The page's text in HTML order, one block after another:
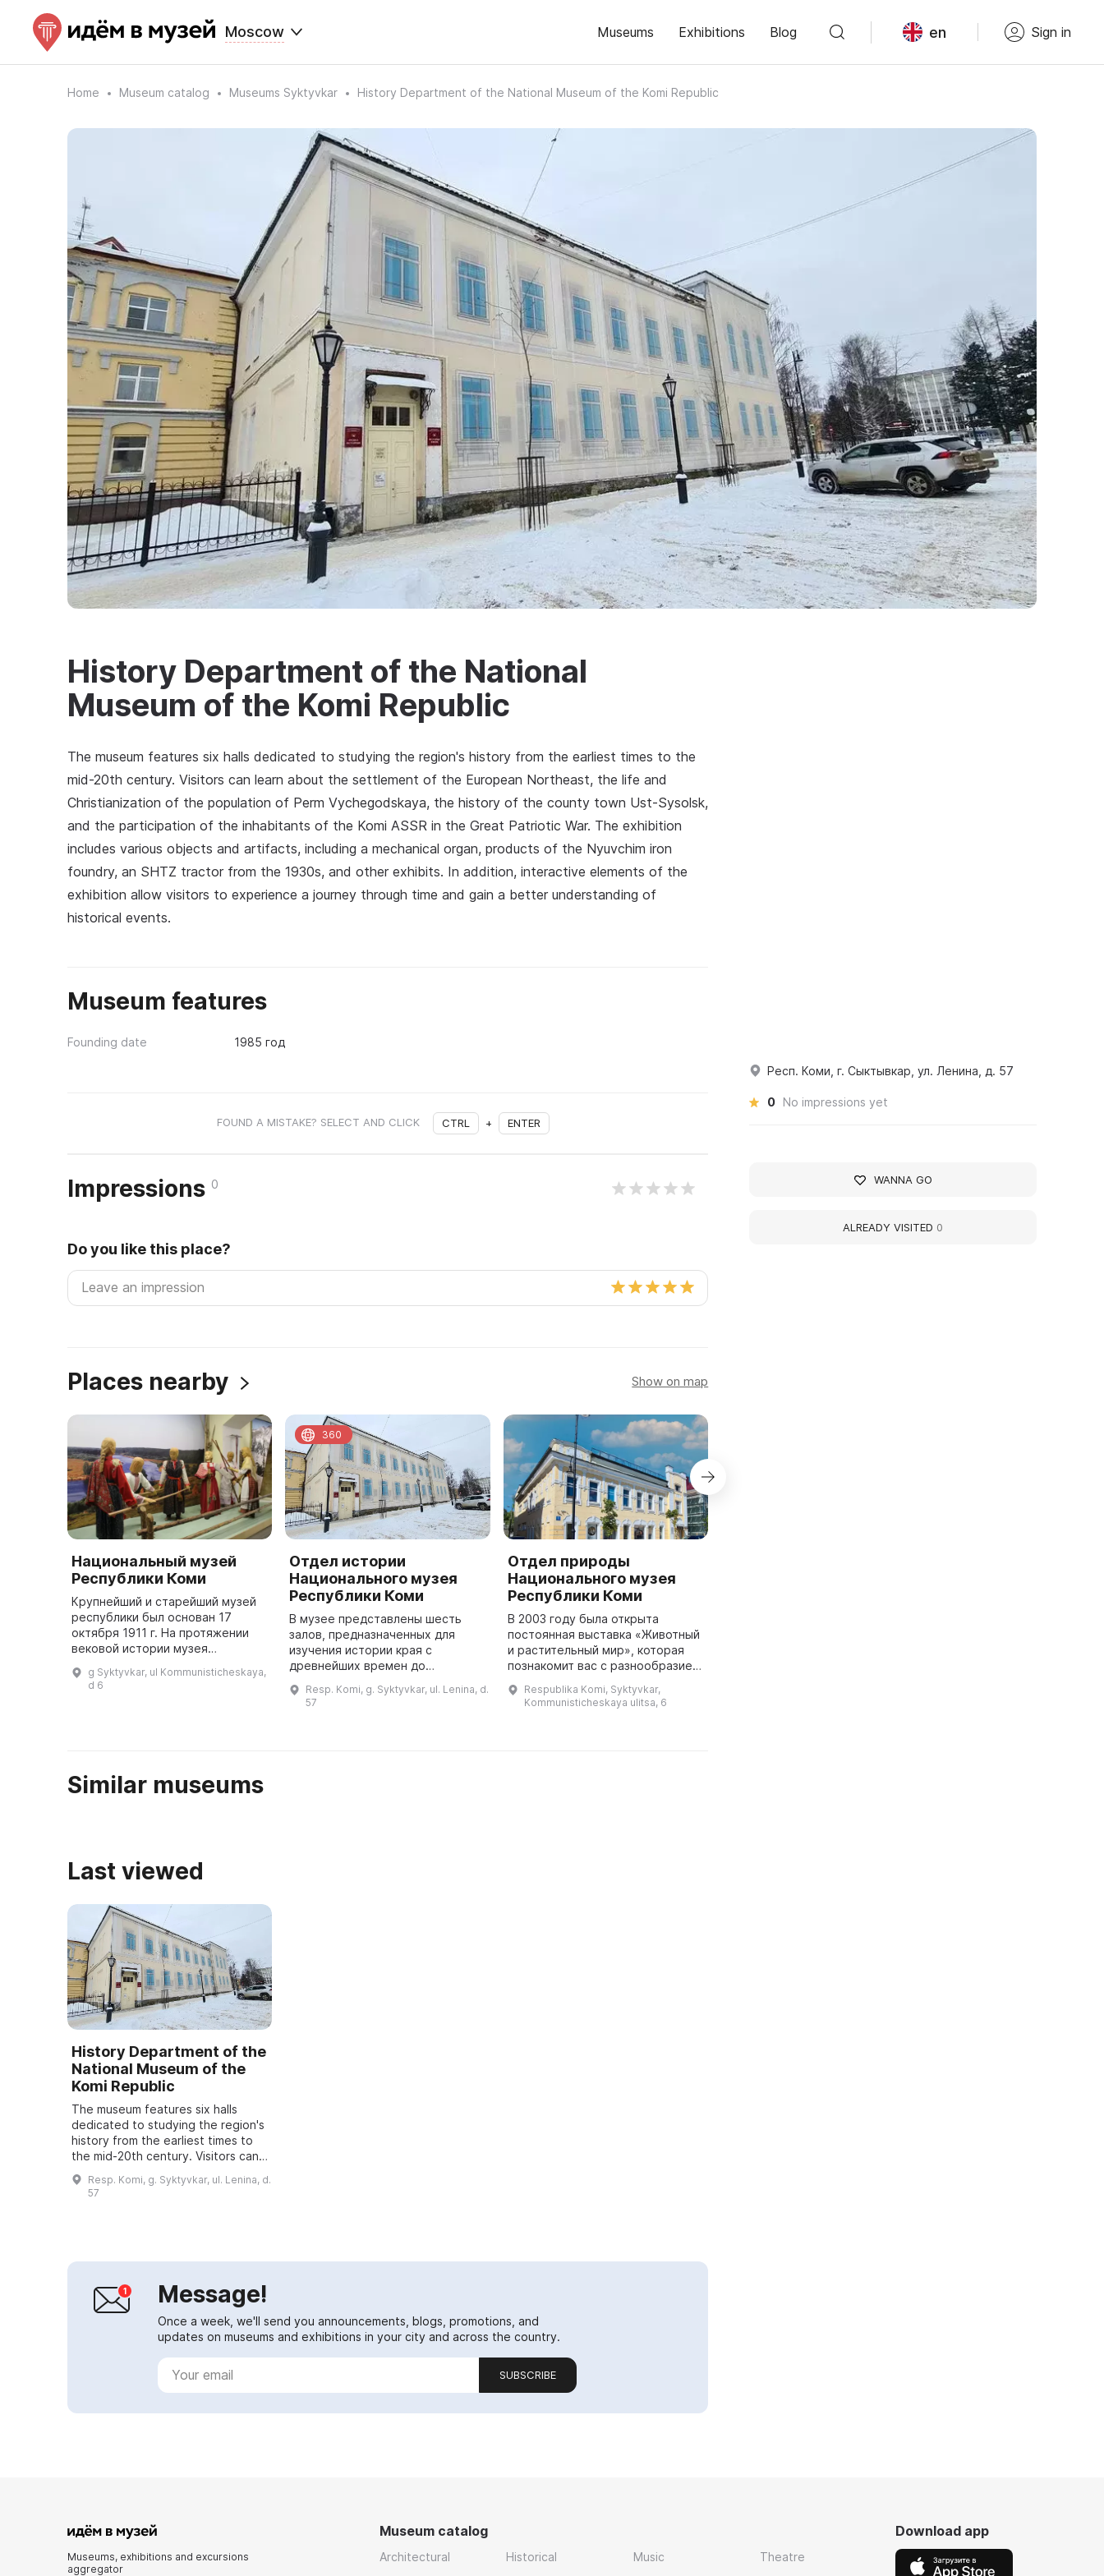
Moscow Museums Exhibitions Blog en Sign in
Home Museum catalog Museums Syktyvkar History Department of the National Museum of the Komi Republic
History Department of the National
Museum of the Komi Republic
The museum features six halls dedicated to studying the region's history from the earliest times to the
mid-20th century. Visitors can learn about the settlement of the European Northeast, the life and
Christianization of the population of Perm Vychegodskaya, the history of the county town Ust-Sysolsk,
and the participation of the inhabitants of the Komi ASSR in the Great Patriotic War. The exhibition
includes various objects and artifacts, including a mechanical organ, products of the Nyuvchim iron
foundry, an SHTZ tractor from the 1930s, and other exhibits. In addition, interactive elements of the
exhibition allow visitors to experience a journey through time and gain a better understanding of
historical events.
Museum features
Founding date 1985 год
FOUND A MISTAKE? SELECT AND CLICK CTRL + ENTER
Impressions 0
Do you like this place?
Places nearby Show on map
Национальный музей
Республики Коми
Крупнейший и старейший музей
республики был основан 17
октября 1911 г. На протяжении
вековой истории музея
насчитывающее более 260 000
g Syktyvkar, ul Kommunisticheskaya,
d 6
Отдел истории
Национального музея
Республики Коми
В музее представлены шесть
залов, предназначенных для
изучения истории края с
древнейших времен до
познакомиться с темами,
Resp. Komi, g. Syktyvkar, ul. Lenina, d.
57
360
Отдел природы
Национального музея
Республики Коми
В 2003 году была открыта
постоянная выставка «Животный
и растительный мир», которая
познакомит вас с разнообразием
тундры и тайги. Здесь вы увидите
характерные и распрос ...
Respublika Komi, Syktyvkar,
Kommunisticheskaya ulitsa, 6
Similar museums
Last viewed
History Department of the
National Museum of the
Komi Republic
The museum features six halls
dedicated to studying the region's
history from the earliest times to
the mid-20th century. Visitors can
learn about the settlement of the
European Northeast, the life an...
Resp. Komi, g. Syktyvkar, ul. Lenina, d.
57
Message!
Once a week, we'll send you announcements, blogs, promotions, and
updates on museums and exhibitions in your city and across the country.
SUBSCRIBE
Респ. Коми, г. Сыктывкар, ул. Ленина, д. 57
0 No impressions yet
WANNA GO
ALREADY VISITED 0
Museums, exhibitions and excursions
aggregator
Museum catalog
Architectural Historical Music Theatre
Download app